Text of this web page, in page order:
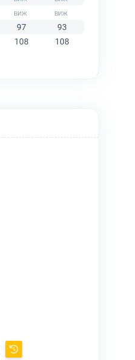
97
93
108 108